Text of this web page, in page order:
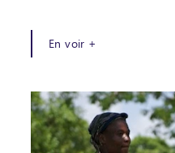
En voir +